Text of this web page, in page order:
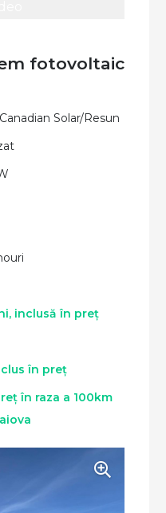
fotovoltaic
Solar/Resun
inclusă în preț
în preț
în raza a 100km